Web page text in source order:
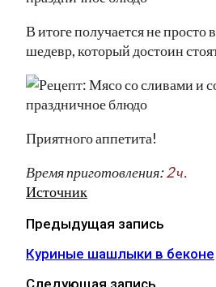
В итоге получается не просто
шедевр, который достоин
Приятного аппетита!
Время приготовления:2 ч.
Источник
Предыдущая запись
Куриные шашлыки в беконе
Следующая запись